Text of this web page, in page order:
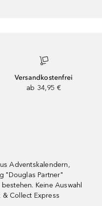
Versandkostenfrei
ab 34,95 €
Adventskalendern,
"Douglas Partner"
Keine Auswahl
Collect Express